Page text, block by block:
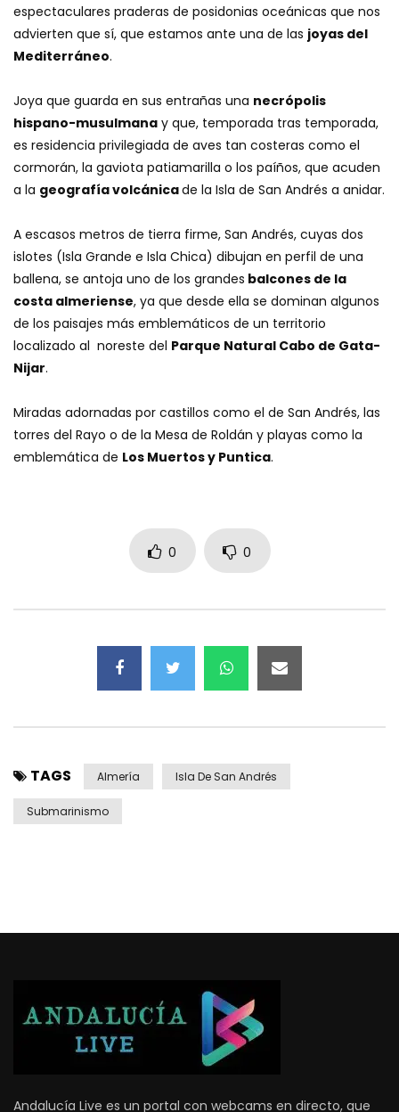
espectaculares praderas de posidonias oceánicas que nos
advierten que sí, que estamos ante una de las joyas del
Mediterráneo.
Joya que guarda en sus entrañas una necrópolis
hispano-musulmana y que, temporada tras temporada,
es residencia privilegiada de aves tan costeras como el
cormorán, la gaviota patiamarilla o los paíños, que acuden
a la geografía volcánicade la Isla de San Andrés a anidar.
A escasos metros de tierra firme, San Andrés, cuyas dos
islotes (Isla Grande e Isla Chica) dibujan en perfil de una
ballena, se antoja uno de los grandes balcones de la
costa almeriense, ya que desde ella se dominan algunos
de los paisajes más emblemáticos de un territorio
localizado al noreste del Parque Natural Cabo de Gata-
Nijar.
Miradas adornadas por castillos como el de San Andrés, las
torres del Rayo o de la Mesa de Roldán y playas como la
emblemática de Los Muertos y Puntica.
0 0
TAGS Almería Isla De San Andrés
Submarinismo
Andalucía Live es un portal con webcams en directo, que